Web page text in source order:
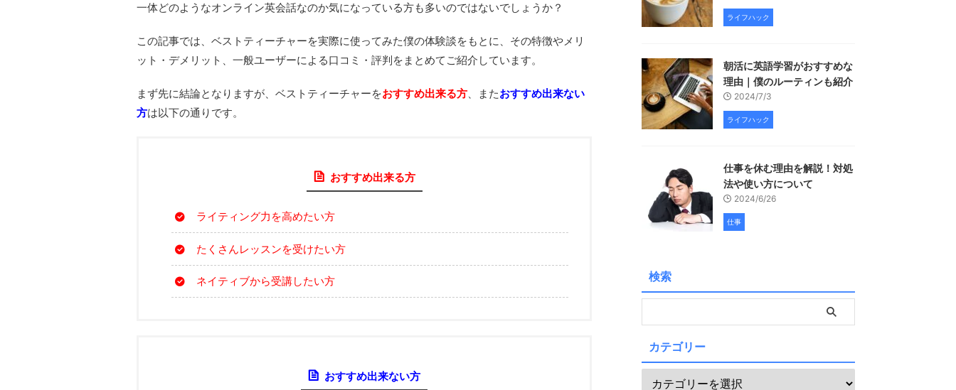
一体どのようなオンライン英会話なのか気になっている方も多いのではないでしょうか？
この記事では、ベストティーチャーを実際に使ってみた僕の体験談をもとに、その特徴やメリ
ット・デメリット、一般ユーザーによる口コミ・評判をまとめてご紹介しています。
まず先に結論となりますが、ベストティーチャーをおすすめ出来る方、またおすすめ出来ない
方は以下の通りです。
おすすめ出来る方
ライティング力を高めたい方
たくさんレッスンを受けたい方
ネイティブから受講したい方
おすすめ出来ない方
ライフハック
朝活に英語学習がおすすめな
理由｜僕のルーティンも紹介
2024/7/3
ライフハック
仕事を休む理由を解説！対処
法や使い方について
2024/6/26
仕事
検索
カテゴリー